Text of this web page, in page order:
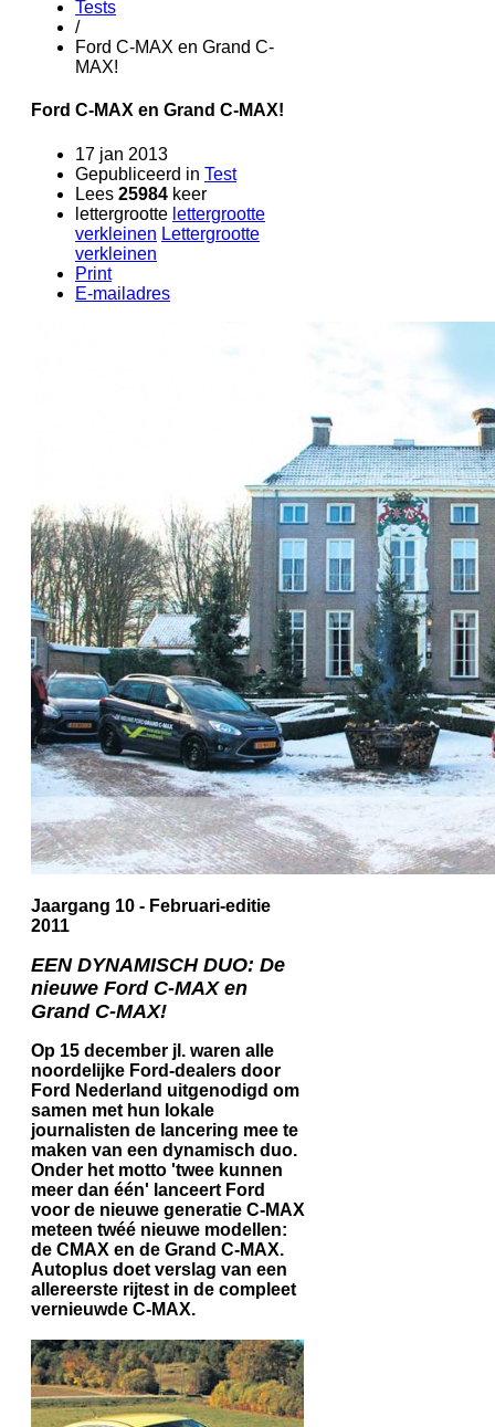
Tests
/
Ford C-MAX en Grand C-
MAX!
Ford C-MAX en Grand C-MAX!
17 jan 2013
Gepubliceerd in Test
Lees 25984 keer
lettergrootte lettergrootte
verkleinen Lettergrootte
verkleinen
Print
E-mailadres
Jaargang 10 - Februari-editie
2011
EEN DYNAMISCH DUO: De
nieuwe Ford C-MAX en
Grand C-MAX!
Op 15 december jl. waren alle
noordelijke Ford-dealers door
Ford Nederland uitgenodigd om
samen met hun lokale
journalisten de lancering mee te
maken van een dynamisch duo.
Onder het motto 'twee kunnen
meer dan één' lanceert Ford
voor de nieuwe generatie C-MAX
meteen twéé nieuwe modellen:
de CMAX en de Grand C-MAX.
Autoplus doet verslag van een
allereerste rijtest in de compleet
vernieuwde C-MAX.